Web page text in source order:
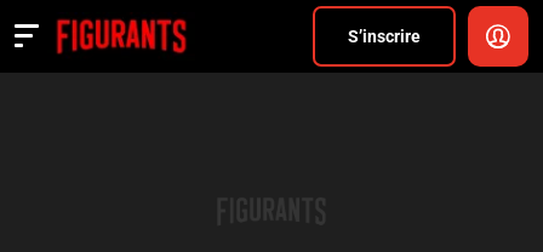
S’inscrire
Actualités